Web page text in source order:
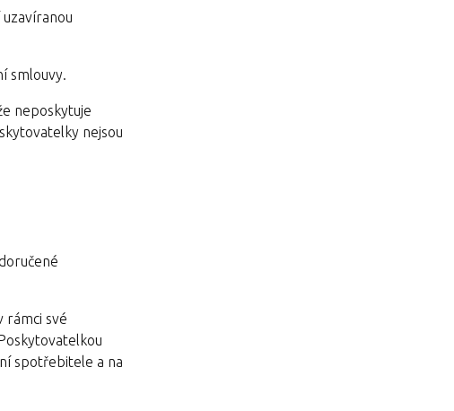
smlouvy.
neposkytuje
nejsou
rámci své
spotřebitele a na